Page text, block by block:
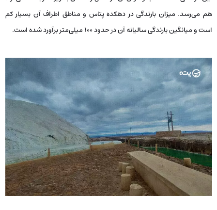
هم می‌رسد. میزان بارندگی در دهکده پتاس و مناطق اطراف آن بسیار کم
است و میانگین بارندگی سالیانه آن در حدود 100 میلی‌متر برآورد شده است.